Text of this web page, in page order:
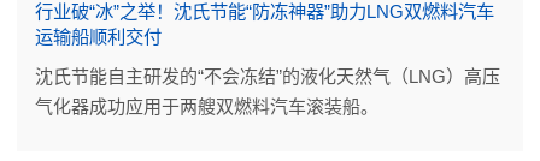
行业破“冰”之举！沈氏节能“防冻神器”助力LNG双燃料汽车
运输船顺利交付
沈氏节能自主研发的“不会冻结”的液化天然气（LNG）高压
气化器成功应用于两艘双燃料汽车滚装船。